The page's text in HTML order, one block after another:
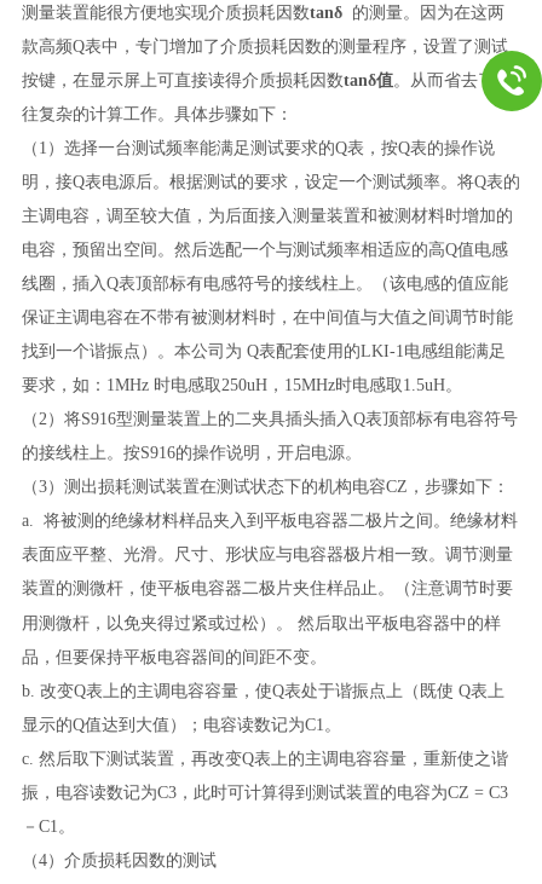
测量装置能很方便地实现介质损耗因数tanδ
的测量。因为在这两
款高频Q表中，专门增加了介质损耗因数的测量程序，设置了测试
按键，在显示屏上可直接读得介质损耗因数tanδ值。从而省去了以
往复杂的计算工作。具体步骤如下：
（1）选择一台测试频率能满足测试要求的Q表，按Q表的操作说
明，接Q表电源后。根据测试的要求，设定一个测试频率。将Q表的
主调电容，调至较大值，为后面接入测量装置和被测材料时增加的
电容，预留出空间。然后选配一个与测试频率相适应的高Q值电感
线圈 ，插入Q表顶部标有电感符号的接线柱上。（该电感的值应能
保证主调电容在不带有被测材料时，在中间值与大值之间调节时能
找到一个谐振点）。 本公司为 Q表配套使用的LKI-1电感组能满足
要求，如： 1MHz 时电感取250uH， 15MHz时电感取 1.5uH。
（2）将S916型测量装置上的二夹具插头插入Q表顶部标有电容符号
的接线柱上。按S916的操作说明，开启电源。
（3） 测出损耗测试装置在测试状态下的机构电容CZ ，步骤如下：
a. 将被测的绝缘材料样品夹入到平板电容器二极片之间。绝缘材料
表面应平整、光滑。尺寸、形状应与电容器极片相一致。调节测量
装置的测微杆，使平板电容器二极片夹住样品止。
（注意调节时要
用测微杆，以免夹得过紧或过松）。
然后取出平板电容器中的样
品，但要保持平板电容器间的间距不变。
b. 改变Q表上的主调电容容量，使Q表处于谐振点上（既使 Q表上
显示的Q值达到大值）
；电容读数记为C1。
c. 然后取下测试装置，再改变Q表上的主调电容容量，重新使之谐
振，电容读数记为C3，此时可计算得到测试装置的电容为CZ = C3
－ C1。
（4）介质损耗因数的测试